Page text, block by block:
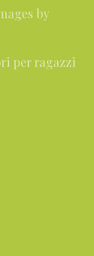
by
per ragazzi